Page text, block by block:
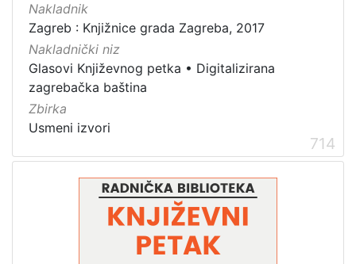
Nakladnik
Zagreb : Knjižnice grada Zagreba, 2017
Nakladnički niz
Glasovi Književnog petka • Digitalizirana
zagrebačka baština
Zbirka
Usmeni izvori
714